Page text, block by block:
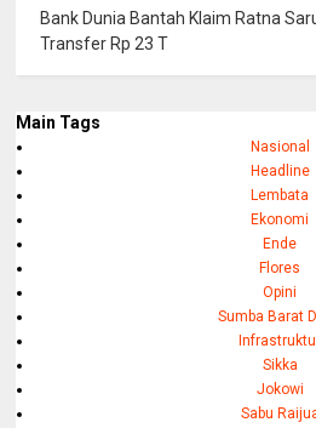
Bank Dunia Bantah Klaim Ratna
Transfer Rp 23 T
Main Tags
Nasional
Headline
Lembata
Ekonomi
Ende
Flores
Opini
Sumba Barat
Sikka
Jokowi
Sabu